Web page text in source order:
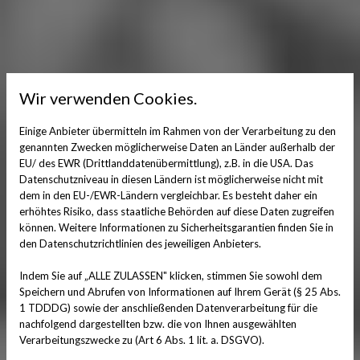
Wir verwenden Cookies.
Einige Anbieter übermitteln im Rahmen von der Verarbeitung zu den
genannten Zwecken möglicherweise Daten an Länder außerhalb der
EU/ des EWR (Drittlanddatenübermittlung), z.B. in die USA. Das
Datenschutzniveau in diesen Ländern ist möglicherweise nicht mit
dem in den EU-/EWR-Ländern vergleichbar. Es besteht daher ein
erhöhtes Risiko, dass staatliche Behörden auf diese Daten zugreifen
können. Weitere Informationen zu Sicherheitsgarantien finden Sie in
den Datenschutzrichtlinien des jeweiligen Anbieters.
Indem Sie auf „ALLE ZULASSEN" klicken, stimmen Sie sowohl dem
Speichern und Abrufen von Informationen auf Ihrem Gerät (§ 25 Abs.
1 TDDDG) sowie der anschließenden Datenverarbeitung für die
nachfolgend dargestellten bzw. die von Ihnen ausgewählten
Verarbeitungszwecke zu (Art 6 Abs. 1 lit. a. DSGVO).